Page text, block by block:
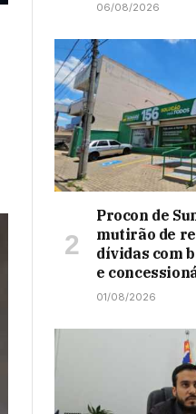
06/08/2026
Procon de
mutirão de
dívidas com
e
01/08/2026